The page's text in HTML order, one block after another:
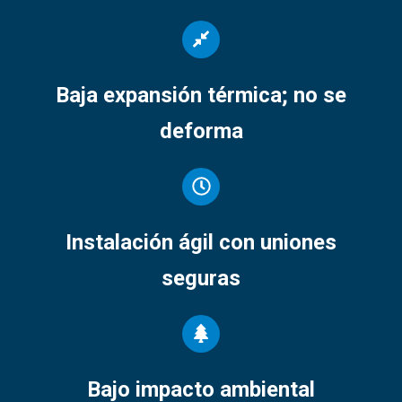
Baja expansión térmica; no se
deforma
Instalación ágil con uniones
seguras
Bajo impacto ambiental